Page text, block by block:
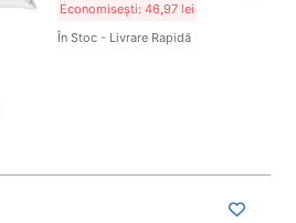
Economisești: 46,97 lei
În Stoc - Livrare Rapidă